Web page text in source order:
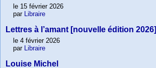
le 15 février 2026
par Libraire
Lettres à l’amant [nouvelle édition 2026]
le 4 février 2026
par Libraire
Louise Michel